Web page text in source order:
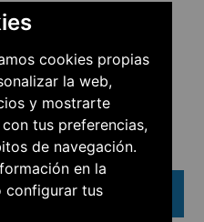
cookies propias
la web,
y mostrarte
tus preferencias,
de navegación.
en la
configurar tus
60 15